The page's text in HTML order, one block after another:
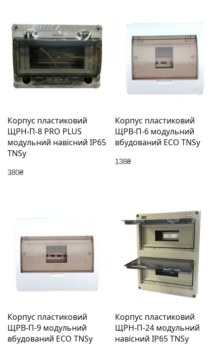
Корпус пластиковий
ЩРН-П-8 PRO PLUS
модульний навісний IP65
TNSy
380₴
Корпус пластиковий
ЩРВ-П-6 модульний
вбудований ECO TNSy
138₴
Корпус пластиковий
ЩРВ-П-9 модульний
вбудований ECO TNSy
Корпус пластиковий
ЩРН-П-24 модульний
навісний IP65 TNSy